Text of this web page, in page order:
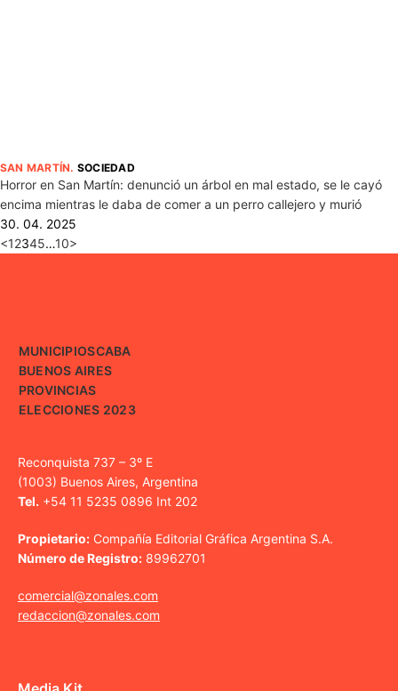
SAN MARTÍN. SOCIEDAD
Horror en San Martín: denunció un árbol en mal estado, se le cayó
encima mientras le daba de comer a un perro callejero y murió
30. 04. 2025
<12345…10>
MUNICIPIOSCABA
BUENOS AIRES
PROVINCIAS
ELECCIONES 2023
Reconquista 737 – 3º E
(1003) Buenos Aires, Argentina
Tel. +54 11 5235 0896 Int 202
Propietario: Compañía Editorial Gráfica Argentina S.A.
Número de Registro: 89962701
comercial@zonales.com
redaccion@zonales.com